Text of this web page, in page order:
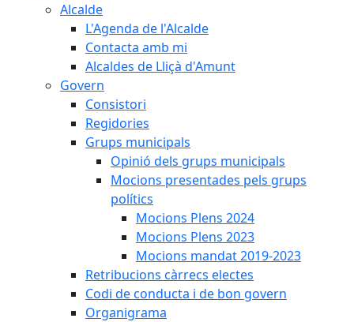
Alcalde
L'Agenda de l'Alcalde
Contacta amb mi
Alcaldes de Lliçà d'Amunt
Govern
Consistori
Regidories
Grups municipals
Opinió dels grups municipals
Mocions presentades pels grups
polítics
Mocions Plens 2024
Mocions Plens 2023
Mocions mandat 2019-2023
Retribucions càrrecs electes
Codi de conducta i de bon govern
Organigrama